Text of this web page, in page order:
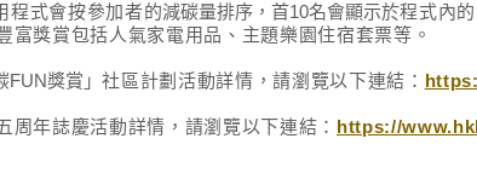
程式會按參加者的減碳量排序，首10名會顯示於程式內
富獎賞包括人氣家電用品、主題樂園住宿套票等。
FUN獎賞」社區計劃活動詳情，請瀏覽以下連結：
周年誌慶活動詳情，請瀏覽以下連結： https://